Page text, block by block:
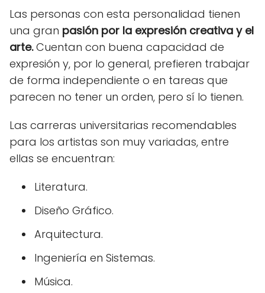
Las personas con esta personalidad tienen
una gran pasión por la expresión creativa y el
arte.Cuentan con buena capacidad de
expresión y, por lo general, prefieren trabajar
de forma independiente o en tareas que
parecen no tener un orden, pero sí lo tienen.
Las carreras universitarias recomendables
para los artistas son muy variadas, entre
ellas se encuentran:
Literatura.
Diseño Gráfico.
Arquitectura.
Ingeniería en Sistemas.
Música.